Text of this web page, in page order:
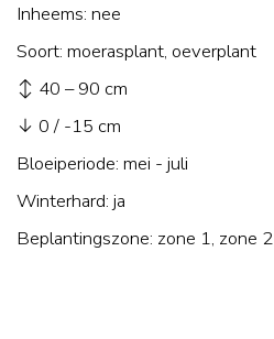
Inheems: nee
Soort: moerasplant, oeverplant
↕ 40 – 90 cm
↓ 0 / -15 cm
Bloeiperiode: mei - juli
Winterhard: ja
Beplantingszone: zone 1, zone 2